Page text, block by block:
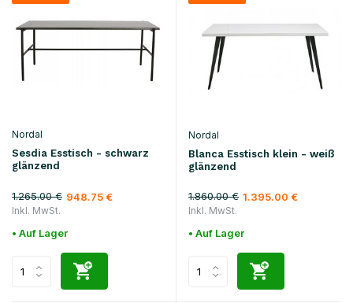
Nordal
Sesdia Esstisch - schwarz
glänzend
1.265.00 € 948.75 €
Inkl. MwSt.
• Auf Lager
Nordal
Blanca Esstisch klein - weiß
glänzend
1.860.00 € 1.395.00 €
Inkl. MwSt.
• Auf Lager